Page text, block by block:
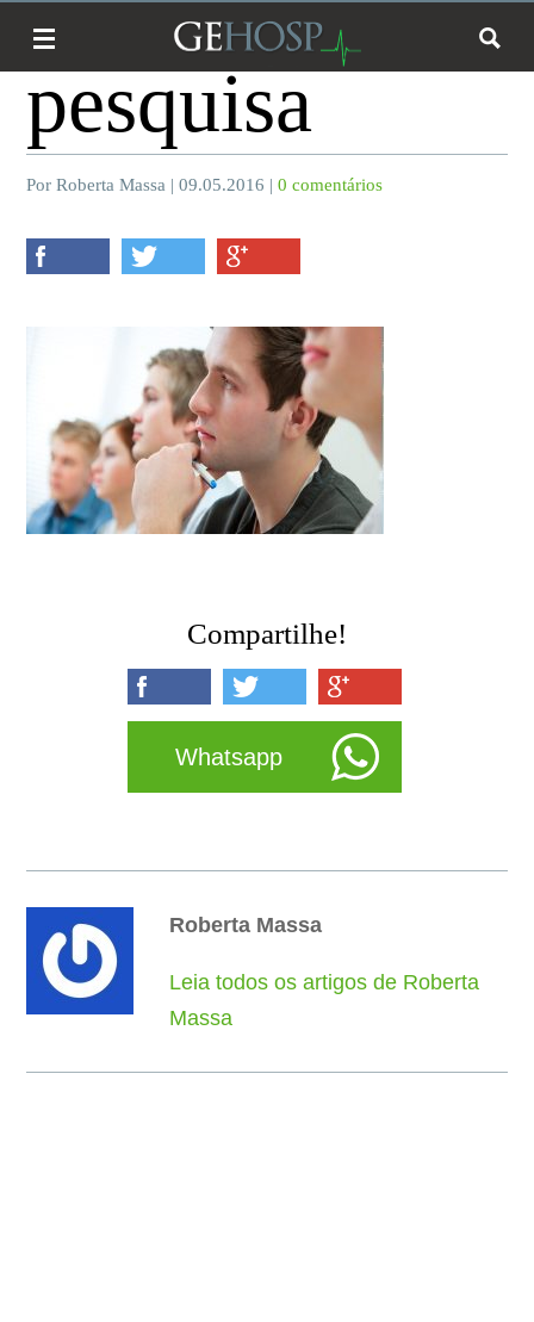
pesquisa
Por Roberta Massa | 09.05.2016 |0 comentários
Compartilhe!
Whatsapp
Roberta Massa
Leia todos os artigos de Roberta
Massa